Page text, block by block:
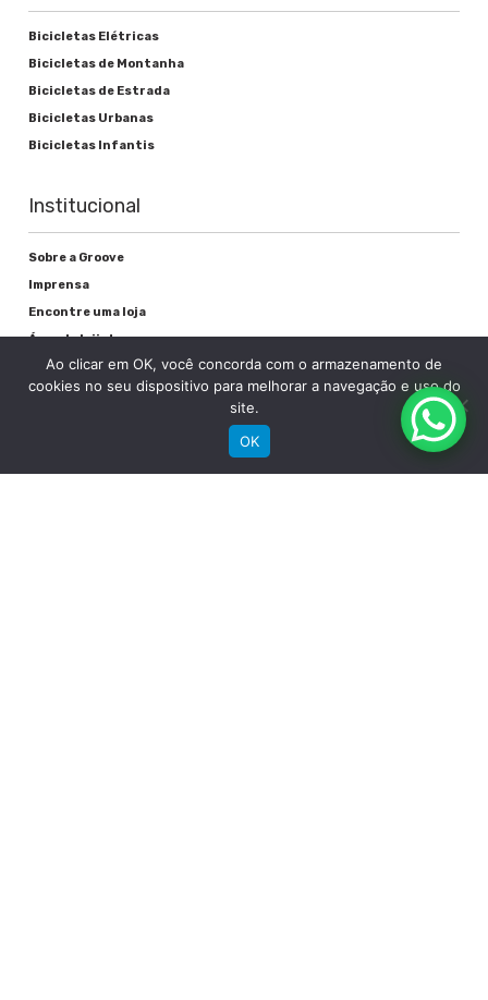
Bicicletas Elétricas
Bicicletas de Montanha
Bicicletas de Estrada
Bicicletas Urbanas
Bicicletas Infantis
Institucional
Sobre a Groove
Imprensa
Encontre uma loja
Área do lojista
Trabalhe conosco
Blog
Ao clicar em OK, você concorda com o armazenamento de
cookies no seu dispositivo para melhorar a navegação e uso do
site.
OK